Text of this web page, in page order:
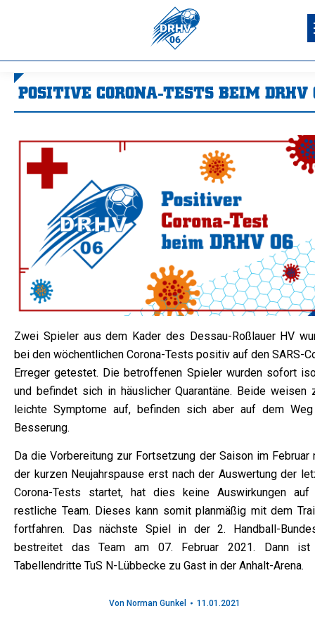
POSITIVE CORONA-TESTS BEIM DRHV
Zwei Spieler aus dem Kader des Dessau-Roßlauer HV
bei den wöchentlichen Corona-Tests positiv auf den SARS-
Erreger getestet. Die betroffenen Spieler wurden sofort
und befindet sich in häuslicher Quarantäne. Beide weisen
leichte Symptome auf, befinden sich aber auf dem
Besserung.
Da die Vorbereitung zur Fortsetzung der Saison im Februar
der kurzen Neujahrspause erst nach der Auswertung der
Corona-Tests startet, hat dies keine Auswirkungen auf
restliche Team. Dieses kann somit planmäßig mit dem
fortfahren. Das nächste Spiel in der 2. Handball-
bestreitet das Team am 07. Februar 2021. Dann
Tabellendritte TuS N-Lübbecke zu Gast in der Anhalt-Arena.
Von Norman Gunkel 11.01.2021